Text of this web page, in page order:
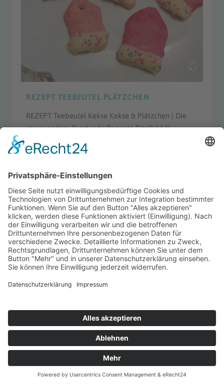
REZEPT TEEBEUTEL PLÄTZCHEN
REZEPT Teebeutel Kekse Kekse & Plätzchen | Die
etwas andere Teestunde Rezepte Titelbild ©...
WEITERLESEN
BEIKOST REZEPT: BANANEN-DINKEL
VOLLKORNKEKSE
REZEPT Bananen-Dinkel-Vollkornkekse Babynahrung
| Breifrei Rezepte Titelbild © happybabyness.com...
WEITERLESEN